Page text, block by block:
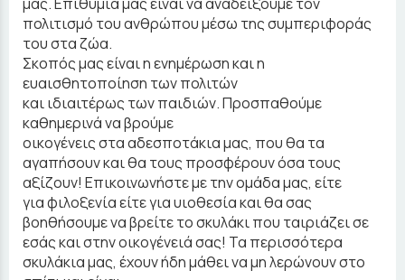
πολιτισμό του ανθρώπου μέσω της συμπεριφοράς
του στα ζώα.
Σκοπός μας είναι η ενημέρωση και η
ευαισθητοποίηση των πολιτών
και ιδιαιτέρως των παιδιών. Προσπαθούμε
καθημερινά να βρούμε
οικογένεις στα αδεσποτάκια μας, που θα τα
αγαπήσουν και θα τους προσφέρουν όσα τους
αξίζουν! Επικοινωνήστε με την ομάδα μας, είτε
για φιλοξενία είτε για υιοθεσία και θα σας
βοηθήσουμε να βρείτε το σκυλάκι που ταιριάζει σε
εσάς και στην οικογένειά σας! Τα περισσότερα
σκυλάκια μας, έχουν ήδη μάθει να μη λερώνουν στο